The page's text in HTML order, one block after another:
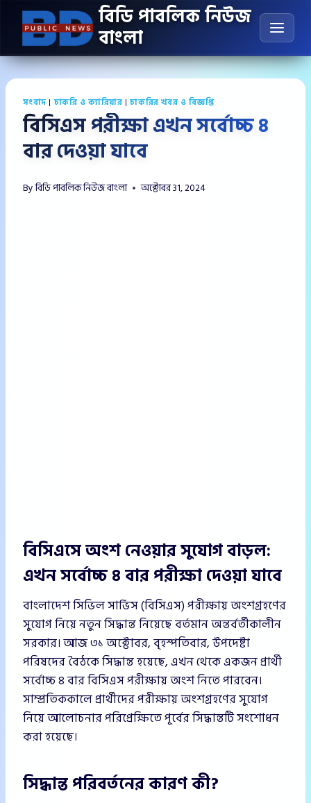
content
বিডি পাবলিক নিউজ
বাংলা
সংবাদ | চাকরি ও ক্যারিয়ার |চাকরির খবর ও বিজ্ঞপ্তি
বিসিএস পরীক্ষা এখন সর্বোচ্চ ৪
বার দেওয়া যাবে
Byবিডি পাবলিক নিউজ বাংলা অক্টোবর 31, 2024
বিসিএসে অংশ নেওয়ার সুযোগ বাড়ল:
এখন সর্বোচ্চ ৪ বার পরীক্ষা দেওয়া যাবে
বাংলাদেশ সিভিল সার্ভিস (বিসিএস) পরীক্ষায় অংশগ্রহণের
সুযোগ নিয়ে নতুন সিদ্ধান্ত নিয়েছে বর্তমান অন্তর্বর্তীকালীন
সরকার। আজ ৩১ অক্টোবর, বৃহস্পতিবার, উপদেষ্টা
পরিষদের বৈঠকে সিদ্ধান্ত হয়েছে, এখন থেকে একজন প্রার্থী
সর্বোচ্চ ৪ বার বিসিএস পরীক্ষায় অংশ নিতে পারবেন।
সাম্প্রতিককালে প্রার্থীদের পরীক্ষায় অংশগ্রহণের সুযোগ
নিয়ে আলোচনার পরিপ্রেক্ষিতে পূর্বের সিদ্ধান্তটি সংশোধন
করা হয়েছে।
সিদ্ধান্ত পরিবর্তনের কারণ কী?